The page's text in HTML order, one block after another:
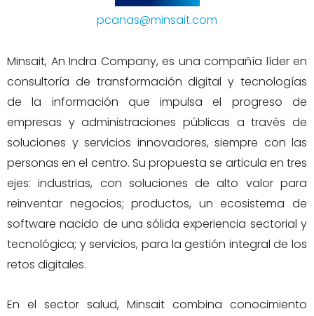
pcanas@minsait.com
Minsait, An Indra Company, es una compañía líder en
consultoría de transformación digital y tecnologías
de la información que impulsa el progreso de
empresas y administraciones públicas a través de
soluciones y servicios innovadores, siempre con las
personas en el centro. Su propuesta se articula en tres
ejes: industrias, con soluciones de alto valor para
reinventar negocios; productos, un ecosistema de
software nacido de una sólida experiencia sectorial y
tecnológica; y servicios, para la gestión integral de los
retos digitales.
En el sector salud, Minsait combina conocimiento